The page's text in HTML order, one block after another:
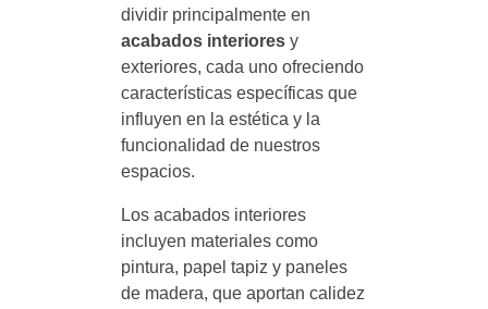
dividir principalmente en
acabados interioresy
exteriores, cada uno ofreciendo
características específicas que
influyen en la estética y la
funcionalidad de nuestros
espacios.
Los acabados interiores
incluyen materiales como
pintura, papel tapiz y paneles
de madera, que aportan calidez